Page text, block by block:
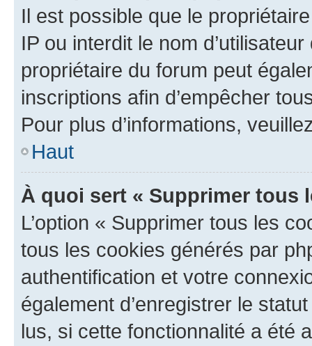
Il est possible que le
IP ou interdit le nom
propriétaire du forum peut
inscriptions afin d’empêcher
Pour plus d’informations,
Haut
À quoi sert « Supprimer tous
L’option « Supprimer tous les
tous les cookies générés par
authentification et votre
également d’enregistrer le
lus, si cette fonctionnalité a été